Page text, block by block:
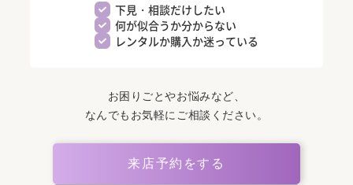
下見・相談だけしたい
何が似合うか分からない
レンタルか購入か迷っている
お困りごとやお悩みなど、
なんでもお気軽にご相談ください。
来店予約をする